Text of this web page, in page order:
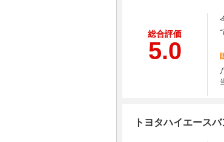
総合評価
5.0
トヨタハイエースバ